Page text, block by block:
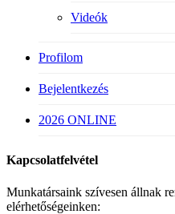
Videók
Profilom
Bejelentkezés
2026 ONLINE
Kapcsolatfelvétel
Munkatársaink szívesen állnak
elérhetőségeinken: